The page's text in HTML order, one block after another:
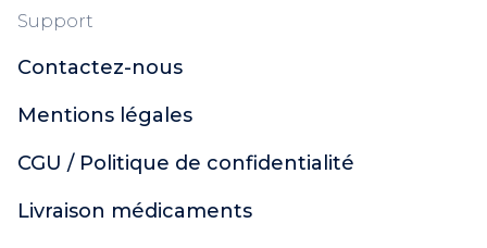
Support
Contactez-nous
Mentions légales
CGU / Politique de confidentialité
Livraison médicaments